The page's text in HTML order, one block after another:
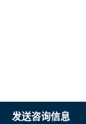
发送咨询信息